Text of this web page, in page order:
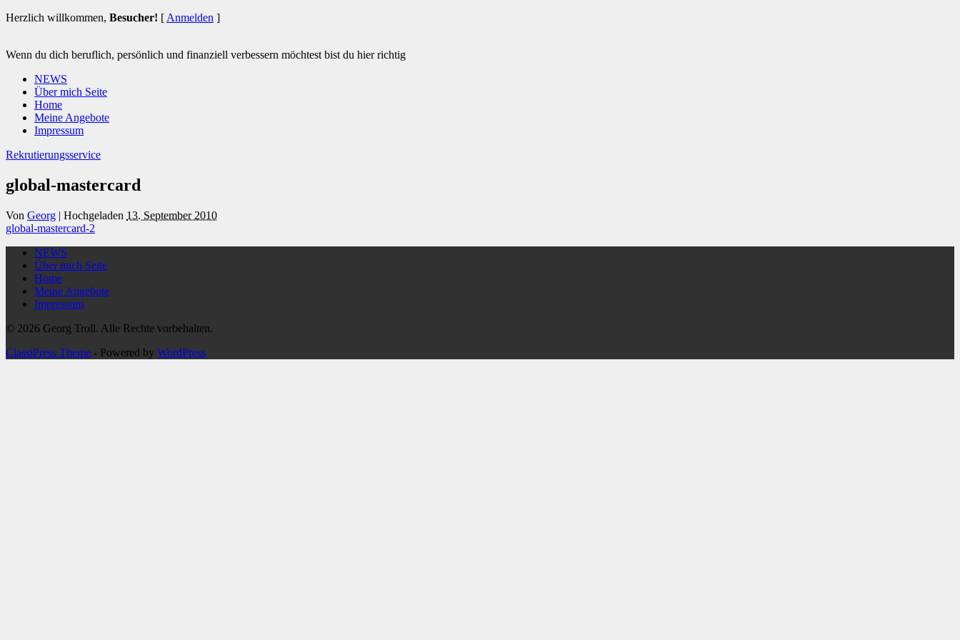
Herzlich willkommen, Besucher! [ Anmelden ]
Wenn du dich beruflich, persönlich und finanziell verbessern möchtest bist du hier richtig
NEWS
Über mich Seite
Home
Meine Angebote
Impressum
Rekrutierungsservice
global-mastercard
Von Georg | Hochgeladen 13. September 2010
global-mastercard-2
NEWS
Über mich Seite
Home
Meine Angebote
Impressum
© 2026 Georg Troll. Alle Rechte vorbehalten.
ClassiPress Theme - Powered by WordPress